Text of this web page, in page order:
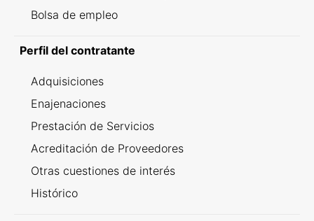
Bolsa de empleo
Perfil del contratante
Adquisiciones
Enajenaciones
Prestación de Servicios
Acreditación de Proveedores
Otras cuestiones de interés
Histórico